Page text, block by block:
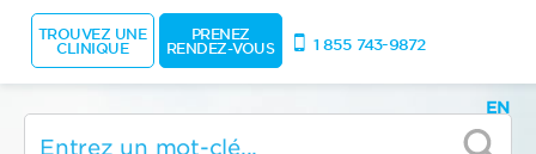
EN
TROUVEZ UNE
CLINIQUE
PRENEZ
RENDEZ-VOUS 1 855 743-9872